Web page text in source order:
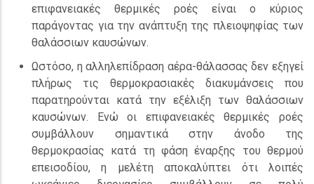
επιφανειακές θερμικές ροές είναι ο κύριος
παράγοντας για την ανάπτυξη της πλειοψηφίας των
θαλάσσιων καυσώνων.
Ωστόσο, η αλληλεπίδραση αέρα-θάλασσας δεν εξηγεί
πλήρως τις θερμοκρασιακές διακυμάνσεις που
παρατηρούνται κατά την εξέλιξη των θαλάσσιων
καυσώνων. Ενώ οι επιφανειακές θερμικές ροές
συμβάλλουν σημαντικά στην άνοδο της
θερμοκρασίας κατά τη φάση έναρξης του θερμού
επεισοδίου, η μελέτη αποκαλύπτει ότι λοιπές